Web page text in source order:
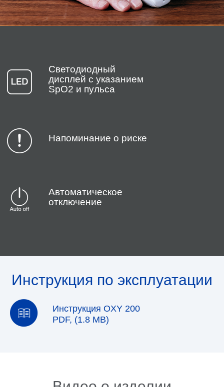
Светодиодный
дисплей с указанием
SpO2 и пульса
Напоминание о риске
Автоматическое
отключение
Инструкция по эксплуатации
Инструкция OXY 200
PDF, (1.8 MB)